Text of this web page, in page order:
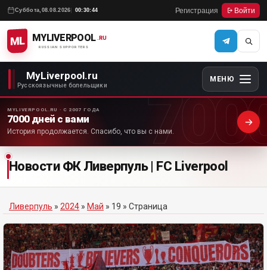
Суббота, 08.08.2026 00:30:44 Регистрация Войти
ML MYLIVERPOOL
RUSSIAN SUPPORTERS
.RU
MyLiverpool.ru
Русскоязычные болельщики
МЕНЮ
MYLIVERPOOL.RU · С 2007 ГОДА
7000 дней с вами
История продолжается. Спасибо, что вы с нами.
Новости ФК Ливерпуль | FC Liverpool
Ливерпуль » 2024 » Май » 19 » Страница